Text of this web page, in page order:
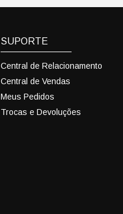
SUPORTE
Central de Relacionamento
Central de Vendas
Meus Pedidos
Trocas e Devoluções